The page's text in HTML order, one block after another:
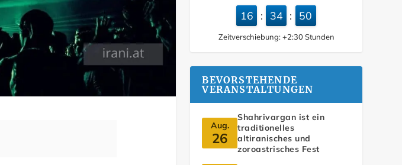
16 : 34 : 51
Zeitverschiebung: +2:30 Stunden
BEVORSTEHENDE
VERANSTALTUNGEN
Aug.
26
Shahrivargan ist ein
traditionelles
altiranisches und
zoroastrisches Fest